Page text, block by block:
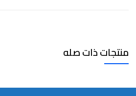
منتجات ذات صله